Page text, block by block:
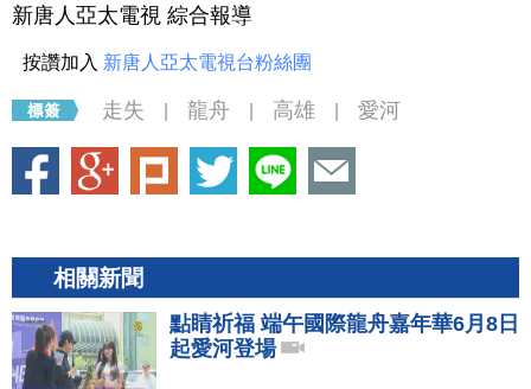
新唐人亞太電視 綜合報導
按讚加入 新唐人亞太電視台粉絲團
走失 龍舟 高雄 愛河
相關新聞
點睛祈福 端午國際龍舟嘉年華6月8日
起愛河登場